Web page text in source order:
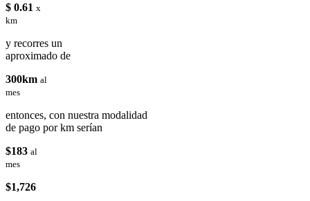
$ 0.61 x
km
y recorres un
aproximado de
300km al
mes
entonces, con nuestra modalidad
de pago por km serían
$183 al
mes
$1,726